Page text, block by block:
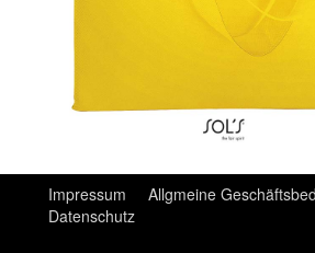
Impressum
Allgmeine
Datenschutz